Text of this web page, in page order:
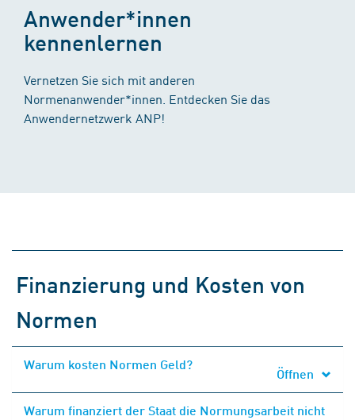
Anwender*innen
kennenlernen
Vernetzen Sie sich mit anderen
Normenanwender*innen. Entdecken Sie das
Anwendernetzwerk ANP!
Finanzierung und Kosten von
Normen
Warum kosten Normen Geld?
Öffnen
Warum finanziert der Staat die Normungsarbeit nicht